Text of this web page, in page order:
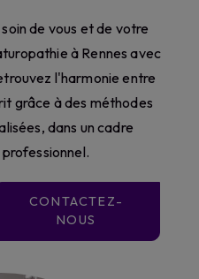
de vous et de votre
à Rennes avec
l'harmonie entre
grâce à des méthodes
dans un cadre
CONTACTEZ-
NOUS